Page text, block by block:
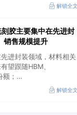
解锁全文
胶主要集中在先进封
销售规模提升
进封装领域，材料相关
望跟随HBM、
；
核心骨干，高速互联产
为供应链。
解锁全文